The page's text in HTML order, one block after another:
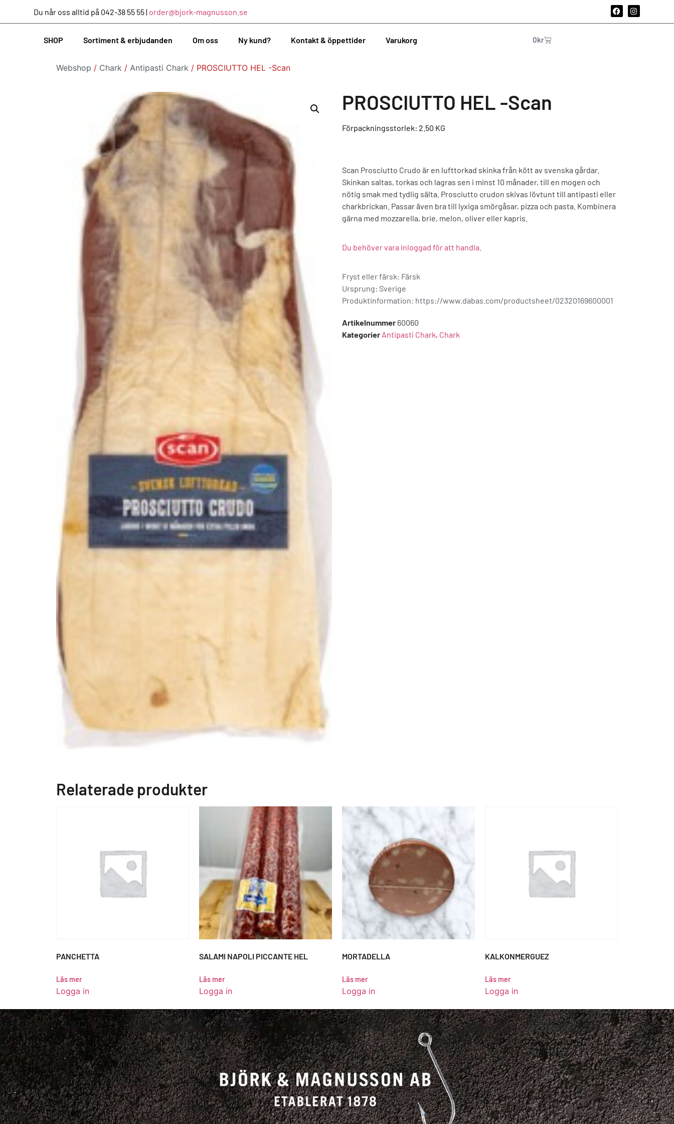
Du når oss alltid på 042-38 55 55 | order@bjork-magnusson.se
SHOP Sortiment & erbjudanden Om oss Ny kund? Kontakt & öppettider Varukorg 0kr
Webshop / Chark / Antipasti Chark / PROSCIUTTO HEL -Scan
PROSCIUTTO HEL -Scan
Förpackningsstorlek: 2.50 KG
Scan Prosciutto Crudo är en lufttorkad skinka från kött av svenska gårdar.
Skinkan saltas, torkas och lagras sen i minst 10 månader, till en mogen och
nötig smak med tydlig sälta. Prosciutto crudon skivas lövtunt till antipasti eller
charkbrickan. Passar även bra till lyxiga smörgåsar, pizza och pasta. Kombinera
gärna med mozzarella, brie, melon, oliver eller kapris.
Du behöver vara inloggad för att handla.
Fryst eller färsk: Färsk
Ursprung: Sverige
Produktinformation: https://www.dabas.com/productsheet/02320169600001
Artikelnummer 60060
Kategorier Antipasti Chark, Chark
Relaterade produkter
PANCHETTA
Läs mer
Logga in
SALAMI NAPOLI PICCANTE HEL
Läs mer
Logga in
MORTADELLA
Läs mer
Logga in
KALKONMERGUEZ
Läs mer
Logga in